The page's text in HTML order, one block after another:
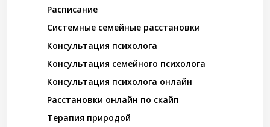
Расписание
Системные семейные расстановки
Консультация психолога
Консультация семейного психолога
Консультация психолога онлайн
Расстановки онлайн по скайп
Терапия природой